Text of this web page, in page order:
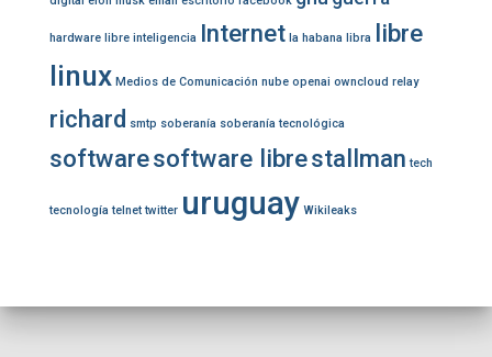
hardware libre inteligencia Internet la habana libra libre
linux Medios de Comunicación nube openai owncloud relay
richard smtp soberanía soberanía tecnológica
softwaresoftware librestallman tech
tecnología telnet twitter uruguay Wikileaks